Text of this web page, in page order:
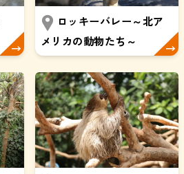
ロッキーバレー～北ア
メリカの動物たち～